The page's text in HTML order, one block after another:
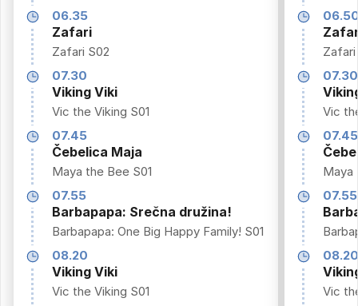
06.35
Zafari
Zafari S02
07.30
Viking Viki
Vic the Viking S01
07.45
Čebelica Maja
Maya the Bee S01
07.55
Barbapapa: Srečna družina!
Barbapapa: One Big Happy Family! S01
08.20
Viking Viki
Vic the Viking S01
07.30
Vic
07.45
Maya
07.55
Vic